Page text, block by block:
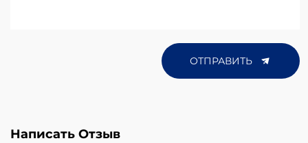
ОТПРАВИТЬ
Написать Отзыв